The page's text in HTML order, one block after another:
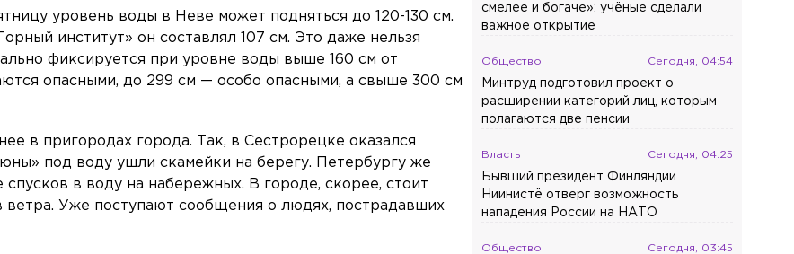
уровень воды в Неве может подняться до 120-130 см.
институт» он составлял 107 см. Это даже нельзя
фиксируется при уровне воды выше 160 см от
опасными, до 299 см — особо опасными, а свыше 300 см
в пригородах города. Так, в Сестрорецке оказался
под воду ушли скамейки на берегу. Петербургу же
в воду на набережных. В городе, скорее, стоит
ветра. Уже поступают сообщения о людях, пострадавших
смелее и богаче»: учёные сделали
важное открытие
Общество Сегодня, 04:54
Минтруд подготовил проект о
расширении категорий лиц, которым
полагаются две пенсии
Власть Сегодня, 04:25
Бывший президент Финляндии
Ниинистё отверг возможность
нападения России на НАТО
Общество Сегодня, 03:45